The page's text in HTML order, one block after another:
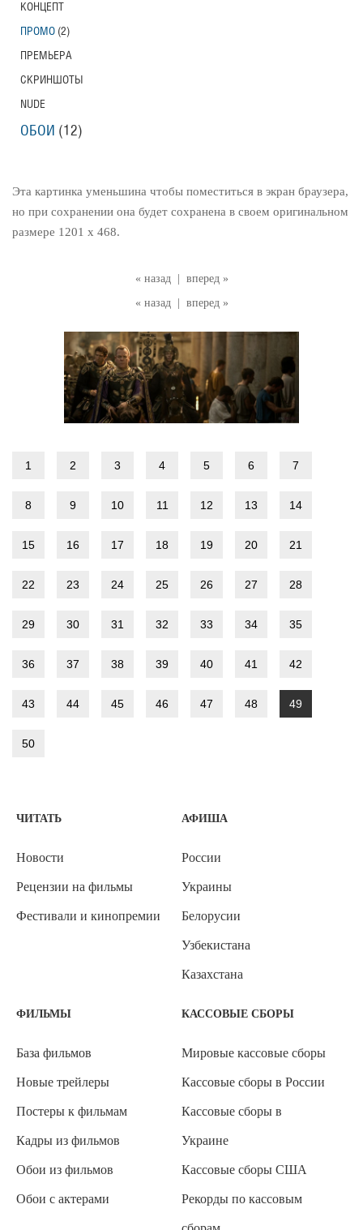
« назад
вперед »
« назад
вперед »
Эта картинка уменьшина чтобы поместиться в экран браузера,
но при сохранении она будет сохранена в своем оригинальном
размере 1201 x 468.
1 2 3 4 5 6 7
8 9 10 11 12 13 14
15 16 17 18 19 20 21
22 23 24 25 26 27 28
29 30 31 32 33 34 35
36 37 38 39 40 41 42
43 44 45 46 47 48 49
50
КОНЦЕПТ
ПРОМО (2)
ПРЕМЬЕРА
СКРИНШОТЫ
NUDE
ОБОИ (12)
ЧИТАТЬ
Новости
Рецензии на фильмы
Фестивали и кинопремии
АФИША
России
Украины
Белорусии
Узбекистана
Казахстана
ФИЛЬМЫ
База фильмов
Новые трейлеры
Постеры к фильмам
Кадры из фильмов
Обои из фильмов
Обои с актерами
КАССОВЫЕ СБОРЫ
Мировые кассовые сборы
Кассовые сборы в России
Кассовые сборы в
Украине
Кассовые сборы США
Рекорды по кассовым